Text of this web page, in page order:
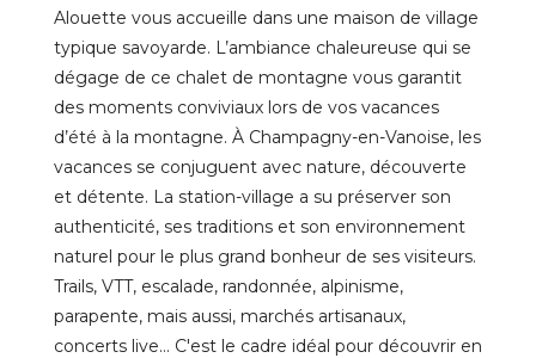
Alouette vous accueille dans une maison de village
typique savoyarde. L’ambiance chaleureuse qui se
dégage de ce chalet de montagne vous garantit
des moments conviviaux lors de vos vacances
d’été à la montagne. À Champagny-en-Vanoise, les
vacances se conjuguent avec nature, découverte
et détente. La station-village a su préserver son
authenticité, ses traditions et son environnement
naturel pour le plus grand bonheur de ses visiteurs.
Trails, VTT, escalade, randonnée, alpinisme,
parapente, mais aussi, marchés artisanaux,
concerts live… C'est le cadre idéal pour découvrir en